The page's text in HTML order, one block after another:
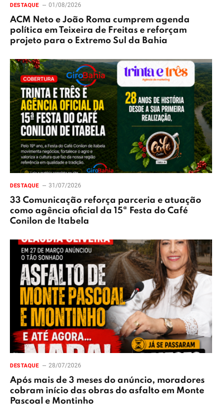
DESTAQUE 01/08/2026
ACM Neto e João Roma cumprem agenda
política em Teixeira de Freitas e reforçam
projeto para o Extremo Sul da Bahia
DESTAQUE 31/07/2026
33 Comunicação reforça parceria e atuação
como agência oficial da 15ª Festa do Café
Conilon de Itabela
DESTAQUE 28/07/2026
Após mais de 3 meses do anúncio, moradores
cobram início das obras do asfalto em Monte
Pascoal e Montinho